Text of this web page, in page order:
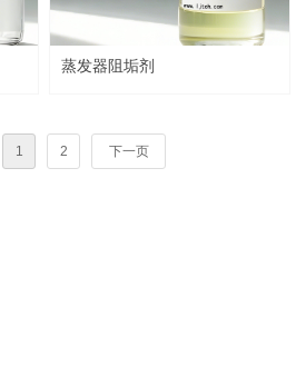
蒸发器阻垢剂
1 2 下一页